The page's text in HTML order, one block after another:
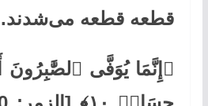
قطعه قطعه می‌شدند.
﴿إِنَّمَا يُوَفَّى